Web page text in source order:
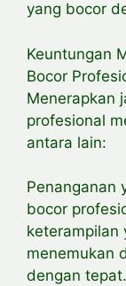
yang bocor
Keuntungan
Bocor
Menerapkan
profesional
antara lain:
Penanganan
bocor
keterampilan
menemukan
dengan